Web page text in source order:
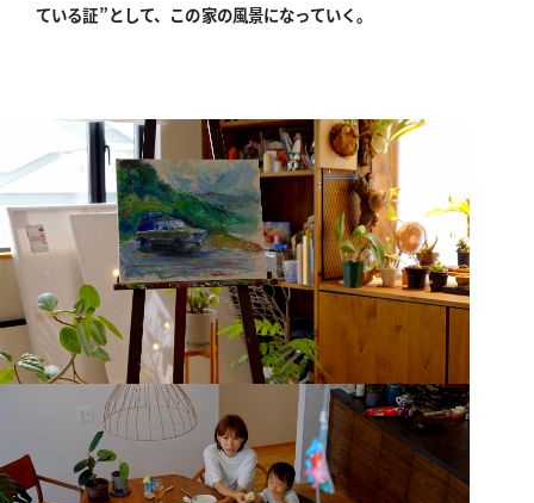
ている証”として、この家の風景になっていく。